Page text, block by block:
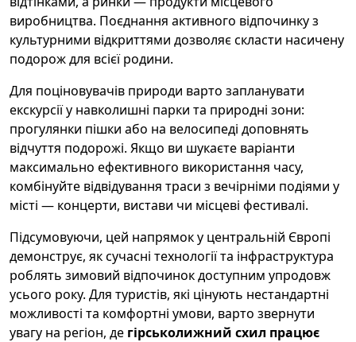
виробництва. Поєднання активного відпочинку з
культурними відкриттями дозволяє скласти насичену
подорож для всієї родини.
Для поціновувачів природи варто запланувати
екскурсії у навколишні парки та природні зони:
прогулянки пішки або на велосипеді доповнять
відчуття подорожі. Якщо ви шукаєте варіанти
максимально ефективного використання часу,
комбінуйте відвідування траси з вечірніми подіями у
місті — концерти, вистави чи місцеві фестивалі.
Підсумовуючи, цей напрямок у центральній Європі
демонструє, як сучасні технології та інфраструктура
роблять зимовий відпочинок доступним упродовж
усього року. Для туристів, які цінують нестандартні
можливості та комфортні умови, варто звернути
увагу на регіон, де гірськолижний схил працює